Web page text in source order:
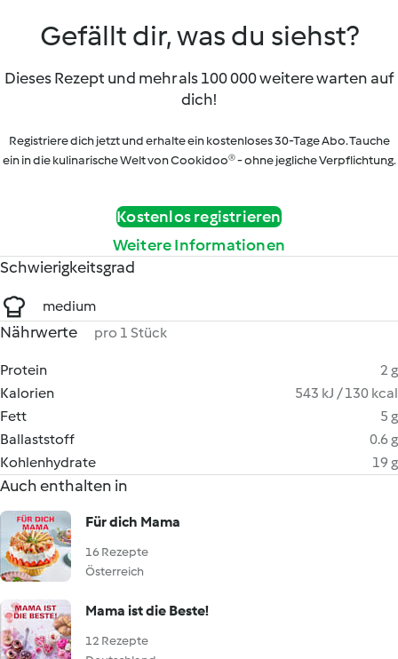
Gefällt dir, was du siehst?
Dieses Rezept und mehr als 100 000 weitere warten auf
dich!
Registriere dich jetzt und erhalte ein kostenloses 30-Tage Abo. Tauche
ein in die kulinarische Welt von Cookidoo® - ohne jegliche Verpflichtung.
Kostenlos registrieren
Weitere Informationen
Schwierigkeitsgrad
medium
Nährwerte pro 1 Stück
Protein
2 g
Kalorien
543 kJ / 130 kcal
Fett
5 g
Ballaststoff
0.6 g
Kohlenhydrate
19 g
Auch enthalten in
Für dich Mama
16 Rezepte
Österreich
Mama ist die Beste!
12 Rezepte